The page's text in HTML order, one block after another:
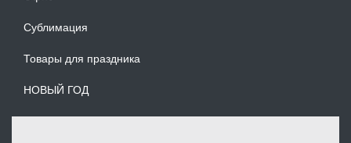
Сублимация
Товары для праздника
НОВЫЙ ГОД